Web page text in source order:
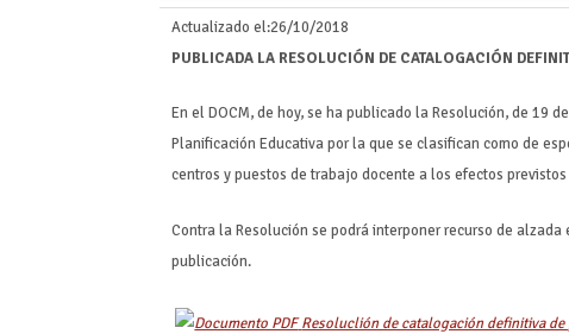
Actualizado el:26/10/2018
PUBLICADA LA RESOLUCIÓN DE CATALOGACIÓN
En el DOCM, de hoy, se ha publicado la Resolución, de 19
Planificación Educativa por la que se clasifican como de
centros y puestos de trabajo docente a los efectos
Contra la Resolución se podrá interponer recurso de
publicación.
Resoluclión de catalogación definitiva